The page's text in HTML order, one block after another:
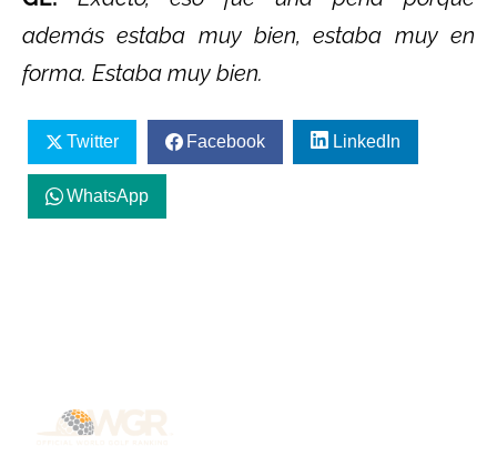
además estaba muy bien, estaba muy en
forma. Estaba muy bien.
Twitter Facebook LinkedIn
WhatsApp